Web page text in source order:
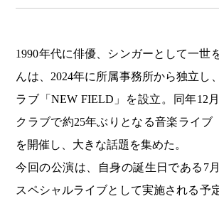
1990年代に俳優、シンガーとして一世
んは、2024年に所属事務所から独立し
ラブ「NEW FIELD」を設立。同年12
クラブで約25年ぶりとなる音楽ライブ
を開催し、大きな話題を集めた。
今回の公演は、自身の誕生日である7
スペシャルライブとして実施される予